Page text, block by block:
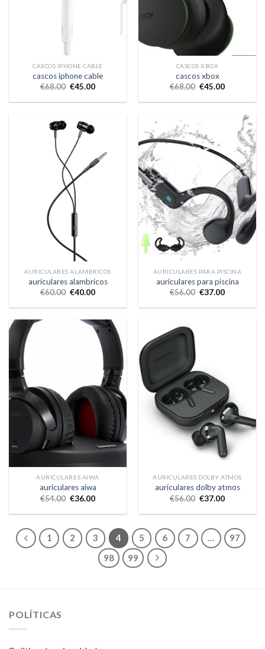
CASCOS IPHONE CABLE
cascos iphone cable
€68.00 €45.00
CASCOS XBOX
cascos xbox
€68.00 €45.00
AURICULARES ALAMBRICOS
auriculares alambricos
€60.00 €40.00
AURICULARES PARA PISCINA
auriculares para piscina
€56.00 €37.00
AURICULARES AIWA
auriculares aiwa
€54.00 €36.00
AURICULARES DOLBY ATMOS
auriculares dolby atmos
€56.00 €37.00
1 2 3 4 5 6 7 …
97
98
99
POLÍTICAS